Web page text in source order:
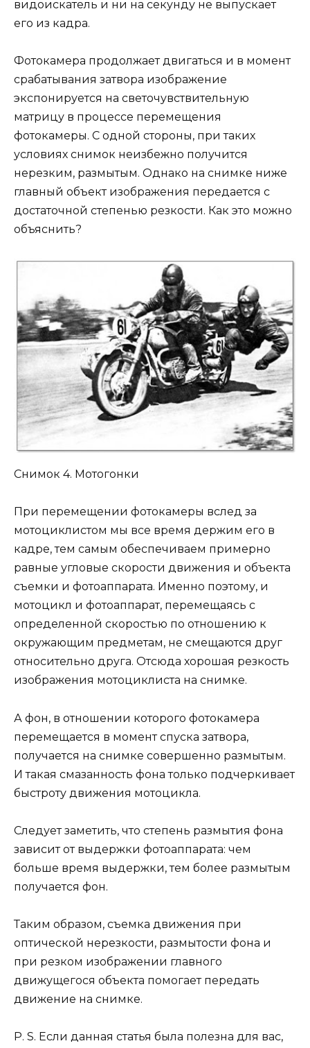
видоискатель и ни на секунду не выпускает
его из кадра.
Фотокамера продолжает двигаться и в момент
срабатывания затвора изображение
экспонируется на светочувствительную
матрицу в процессе перемещения
фотокамеры. С одной стороны, при таких
условиях снимок неизбежно получится
нерезким, размытым. Однако на снимке ниже
главный объект изображения передается с
достаточной степенью резкости. Как это можно
объяснить?
Снимок 4. Мотогонки
При перемещении фотокамеры вслед за
мотоциклистом мы все время держим его в
кадре, тем самым обеспечиваем примерно
равные угловые скорости движения и объекта
съемки и фотоаппарата. Именно поэтому, и
мотоцикл и фотоаппарат, перемещаясь с
определенной скоростью по отношению к
окружающим предметам, не смещаются друг
относительно друга. Отсюда хорошая резкость
изображения мотоциклиста на снимке.
А фон, в отношении которого фотокамера
перемещается в момент спуска затвора,
получается на снимке совершенно размытым.
И такая смазанность фона только подчеркивает
быстроту движения мотоцикла.
Следует заметить, что степень размытия фона
зависит от выдержки фотоаппарата: чем
больше время выдержки, тем более размытым
получается фон.
Таким образом, съемка движения при
оптической нерезкости, размытости фона и
при резком изображении главного
движущегося объекта помогает передать
движение на снимке.
P. S. Если данная статья была полезна для вас,